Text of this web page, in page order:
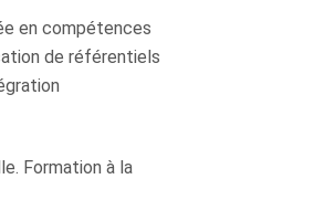
en compétences
de référentiels
Formation à la